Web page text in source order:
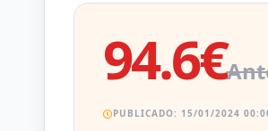
94.6€
PUBLICADO: 15/01/2024